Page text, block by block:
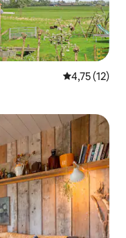
Scor mediu
4,75 (12)